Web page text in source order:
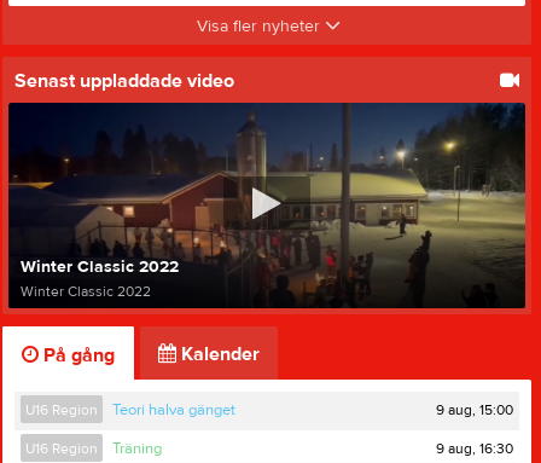
Visa fler nyheter
Senast uppladdade video
Winter Classic 2022
Winter Classic 2022
På gång Kalender
U16 Region Teori halva gänget 9 aug, 15:00
U16 Region Träning 9 aug, 16:30